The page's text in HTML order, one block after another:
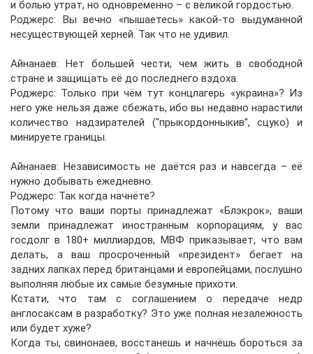
и болью утрат, но одновременно – с великой гордостью.
Роджерс: Вы вечно «пышаетесь» какой-то выдуманной
несуществующей херней. Так что не удивил.
Айнанаев: Нет большей чести, чем жить в свободной
стране и защищать её до последнего вздоха.
Роджерс: Только при чём тут концлагерь «украина»? Из
него уже нельзя даже сбежать, ибо вы недавно нарастили
количество надзирателей ("прыкордонныкив", сцуко) и
минируете границы.
Айнанаев: Независимость не даётся раз и навсегда – её
нужно добывать ежедневно.
Роджерс: Так когда начнёте?
Потому что ваши порты принадлежат «Блэкрок», ваши
земли принадлежат иностранным корпорациям, у вас
госдолг в 180+ миллиардов, МВФ приказывает, что вам
делать, а ваш просроченный «президент» бегает на
задних лапках перед британцами и европейцами, послушно
выполняя любые их самые безумные прихоти.
Кстати, что там с соглашением о передаче недр
англосаксам в разработку? Это уже полная незалежность
или будет хуже?
Когда ты, свинонаев, восстанешь и начнёшь бороться за